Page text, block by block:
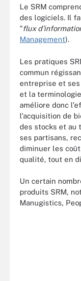
Le SRM
des logiciels. Il
"flux
Management).
Les pratiques
commun
entreprise et
et la
améliore donc
l'acquisition de
des stocks et au
ses partisans,
diminuer les
qualité, tout en
Un certain
produits SRM,
Manugistics,